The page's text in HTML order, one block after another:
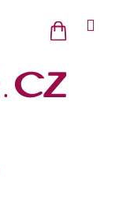
Nákupní
košík